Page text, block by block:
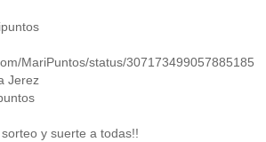
MariPuntos/status/307173499057885185
Jerez
y suerte a todas!!